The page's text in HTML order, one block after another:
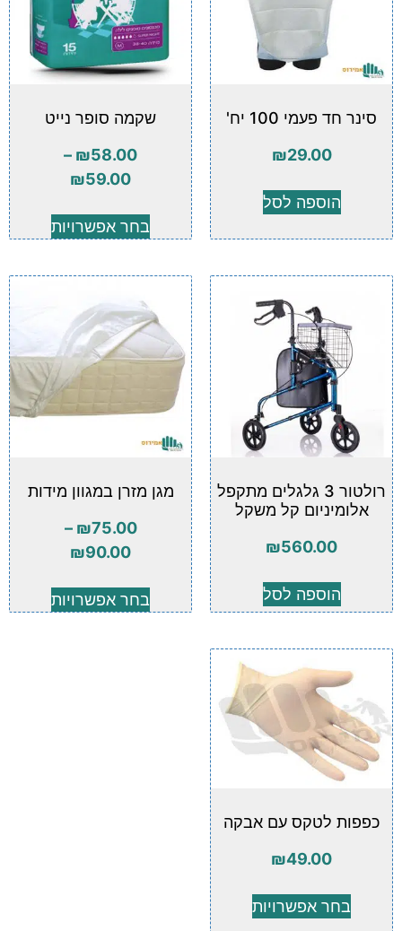
סינר חד פעמי 100 יח'
₪29.00
הוספה לסל
שקמה סופר נייט
₪58.00
–
₪59.00
בחר אפשרויות
רולטור 3 גלגלים מתקפל
אלומיניום קל משקל
₪560.00
הוספה לסל
מגן מזרן במגוון מידות
₪75.00
–
₪90.00
בחר אפשרויות
כפפות לטקס עם אבקה
₪49.00
בחר אפשרויות